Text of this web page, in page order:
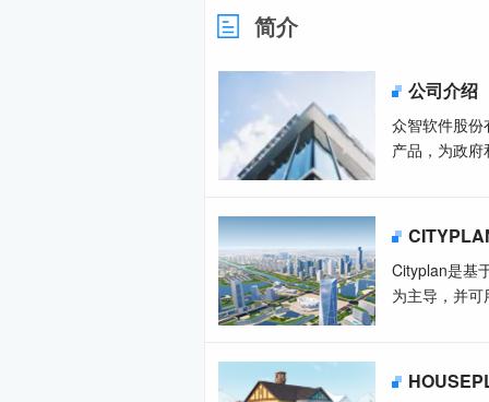
简介
公司介绍
众智软件股
产品，为政
Cityplan是基
为主导，并